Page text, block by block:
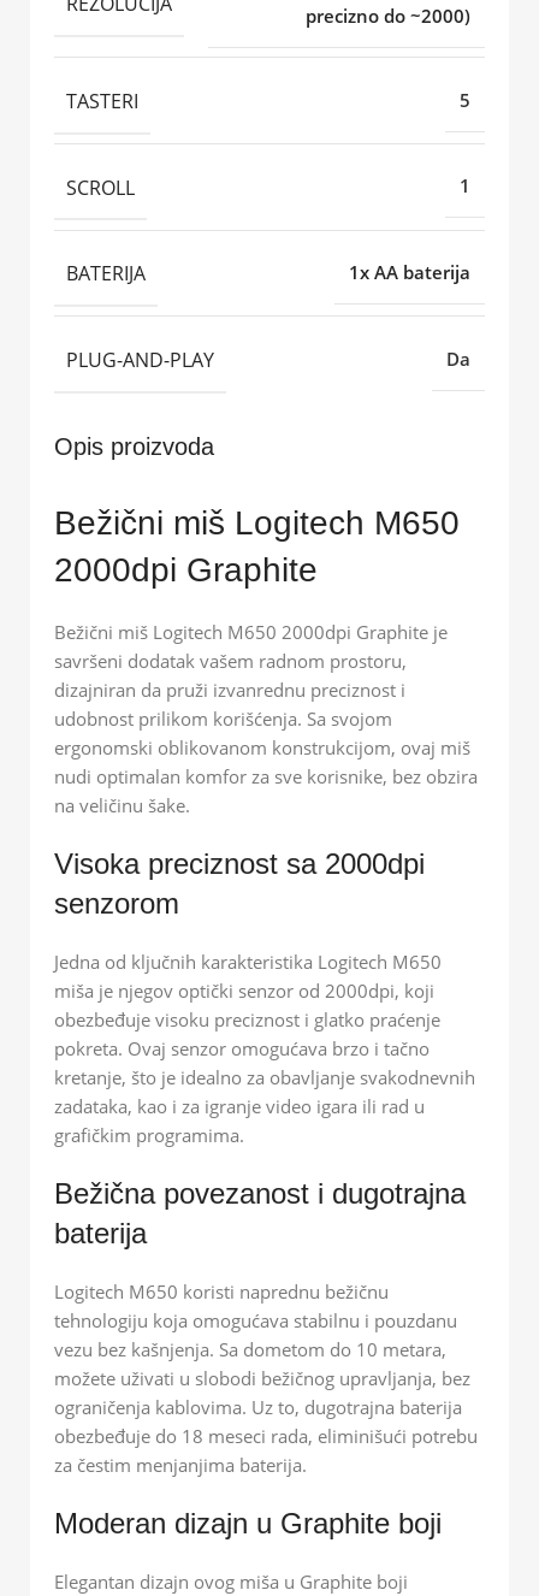
precizno do ~2000)
TASTERI 5
SCROLL 1
BATERIJA 1x AA baterija
PLUG-AND-PLAY Da
Opis proizvoda
Bežični miš Logitech M650
2000dpi Graphite
Bežični miš Logitech M650 2000dpi Graphite je
savršeni dodatak vašem radnom prostoru,
dizajniran da pruži izvanrednu preciznost i
udobnost prilikom korišćenja. Sa svojom
ergonomski oblikovanom konstrukcijom, ovaj miš
nudi optimalan komfor za sve korisnike, bez obzira
na veličinu šake.
Visoka preciznost sa 2000dpi
senzorom
Jedna od ključnih karakteristika Logitech M650
miša je njegov optički senzor od 2000dpi, koji
obezbeđuje visoku preciznost i glatko praćenje
pokreta. Ovaj senzor omogućava brzo i tačno
kretanje, što je idealno za obavljanje svakodnevnih
zadataka, kao i za igranje video igara ili rad u
grafičkim programima.
Bežična povezanost i dugotrajna
baterija
Logitech M650 koristi naprednu bežičnu
tehnologiju koja omogućava stabilnu i pouzdanu
vezu bez kašnjenja. Sa dometom do 10 metara,
možete uživati u slobodi bežičnog upravljanja, bez
ograničenja kablovima. Uz to, dugotrajna baterija
obezbeđuje do 18 meseci rada, eliminišući potrebu
za čestim menjanjima baterija.
Moderan dizajn u Graphite boji
Elegantan dizajn ovog miša u Graphite boji